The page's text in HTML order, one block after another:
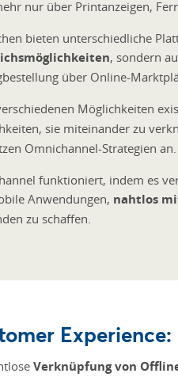
nur über Printanzeigen,
bieten unterschiedliche
, sondern
über Online-
Möglichkeiten
sie miteinander zu
Omnichannel-Strategien an.
funktioniert, indem es
Anwendungen, nahtlos
zu schaffen.
Verknüpfung von